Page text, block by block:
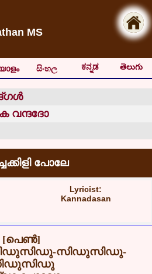
MS
සිංහල ಕನ್ನಡ తెలుగు
പോലേ
Lyricist:
Kannadasan
[പെൺ]
സിഡുസിഡു-